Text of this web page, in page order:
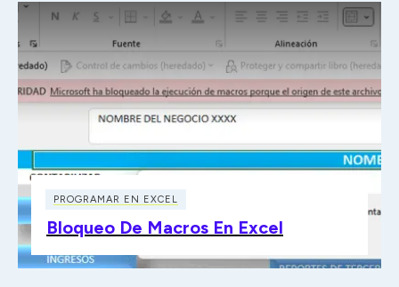
PROGRAMAR EN EXCEL
Bloqueo De Macros En Excel